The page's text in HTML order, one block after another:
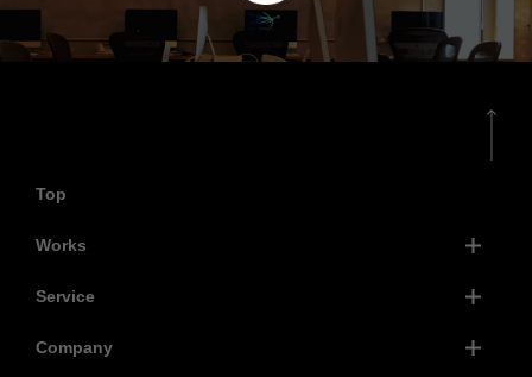
Top
Works
Service
Company